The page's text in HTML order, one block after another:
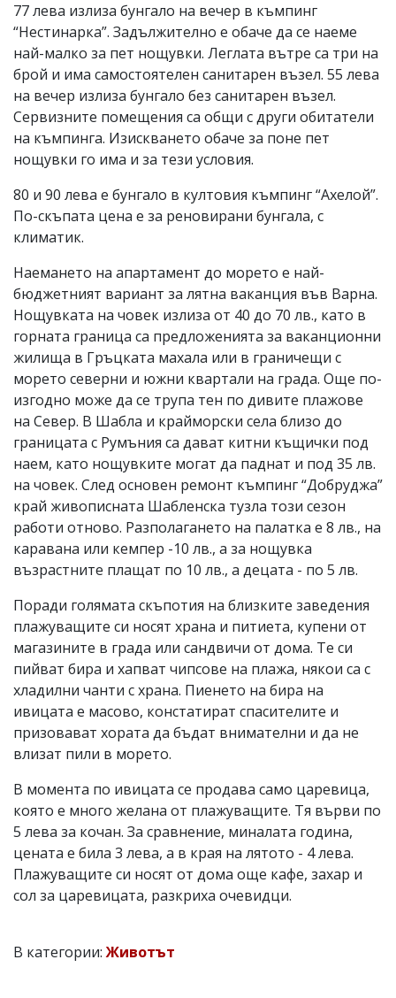
77 лева излиза бунгало на вечер в къмпинг
“Нестинарка”. Задължително е обаче да се наеме
най-малко за пет нощувки. Леглата вътре са три на
брой и има самостоятелен санитарен възел. 55 лева
на вечер излиза бунгало без санитарен възел.
Сервизните помещения са общи с други обитатели
на къмпинга. Изискването обаче за поне пет
нощувки го има и за тези условия.
80 и 90 лева е бунгало в култовия къмпинг “Ахелой”.
По-скъпата цена е за реновирани бунгала, с
климатик.
Наемането на апартамент до морето е най-
бюджетният вариант за лятна ваканция във Варна.
Нощувката на човек излиза от 40 до 70 лв., като в
горната граница са предложенията за ваканционни
жилища в Гръцката махала или в граничещи с
морето северни и южни квартали на града. Още по-
изгодно може да се трупа тен по дивите плажове
на Север. В Шабла и крайморски села близо до
границата с Румъния са дават китни къщички под
наем, като нощувките могат да паднат и под 35 лв.
на човек. След основен ремонт къмпинг “Добруджа”
край живописната Шабленска тузла този сезон
работи отново. Разполагането на палатка е 8 лв., на
каравана или кемпер -10 лв., а за нощувка
възрастните плащат по 10 лв., а децата - по 5 лв.
Поради голямата скъпотия на близките заведения
плажуващите си носят храна и питиета, купени от
магазините в града или сандвичи от дома. Те си
пийват бира и хапват чипсове на плажа, някои са с
хладилни чанти с храна. Пиенето на бира на
ивицата е масово, констатират спасителите и
призовават хората да бъдат внимателни и да не
влизат пили в морето.
В момента по ивицата се продава само царевица,
която е много желана от плажуващите. Тя върви по
5 лева за кочан. За сравнение, миналата година,
цената е била 3 лева, а в края на лятото - 4 лева.
Плажуващите си носят от дома още кафе, захар и
сол за царевицата, разкриха очевидци.
В категории:Животът